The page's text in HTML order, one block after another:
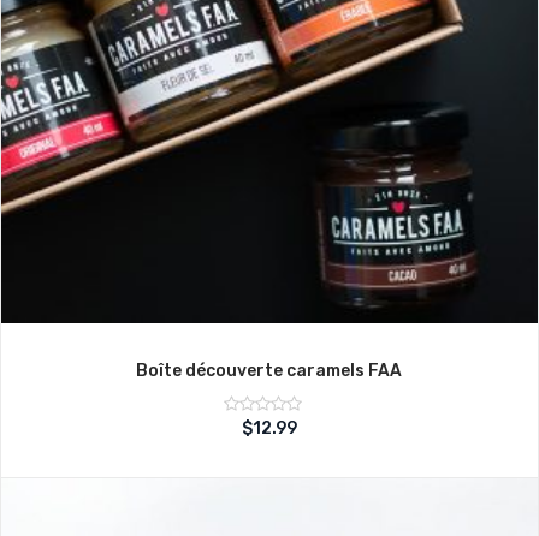
Boîte découverte caramels FAA
Note
sur
$12.99